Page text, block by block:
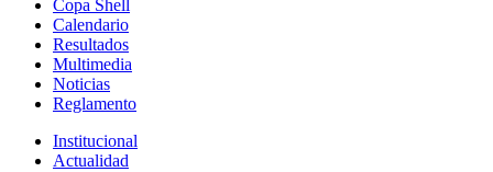
Copa Shell
Calendario
Resultados
Multimedia
Noticias
Reglamento
Institucional
Actualidad